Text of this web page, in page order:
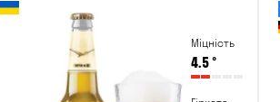
Міцність
4.5°